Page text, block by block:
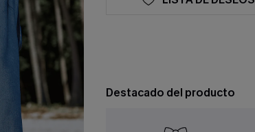
Destacado del producto